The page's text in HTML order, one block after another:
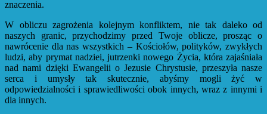
znaczenia.
W obliczu zagrożenia kolejnym konfliktem, nie tak daleko od
naszych granic, przychodzimy przed Twoje oblicze, prosząc o
nawrócenie dla nas wszystkich – Kościołów, polityków, zwykłych
ludzi, aby prymat nadziei, jutrzenki nowego Życia, która zajaśniała
nad nami dzięki Ewangelii o Jezusie Chrystusie, przeszyła nasze
serca i umysły tak skutecznie, abyśmy mogli żyć w
odpowiedzialności i sprawiedliwości obok innych, wraz z innymi i
dla innych.